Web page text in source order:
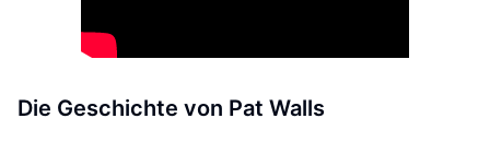
Die Geschichte von Pat Walls